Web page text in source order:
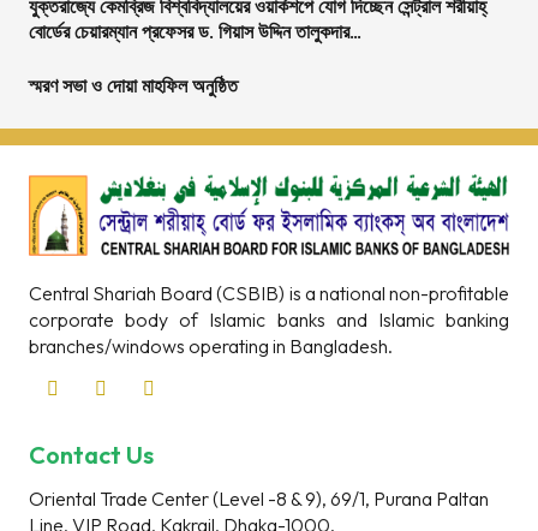
যুক্তরাজ্যে কেমব্রিজ বিশ্ববিদ্যালয়ের ওয়ার্কশপে যোগ দিচ্ছেন সেন্ট্রাল শরীয়াহ্
বোর্ডের চেয়ারম্যান প্রফেসর ড. গিয়াস উদ্দিন তালুকদার…
স্মরণ সভা ও দোয়া মাহফিল অনুষ্ঠিত
Central Shariah Board (CSBIB) is a national non-profitable
corporate body of Islamic banks and Islamic banking
branches/windows operating in Bangladesh.
Contact Us
Oriental Trade Center (Level -8 & 9), 69/1, Purana Paltan
Line, VIP Road, Kakrail, Dhaka-1000.